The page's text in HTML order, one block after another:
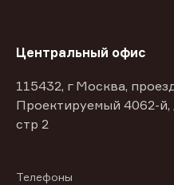
Центральный офис
115432, г Москва,
Проектируемый 4062-й,
стр 2
Телефоны